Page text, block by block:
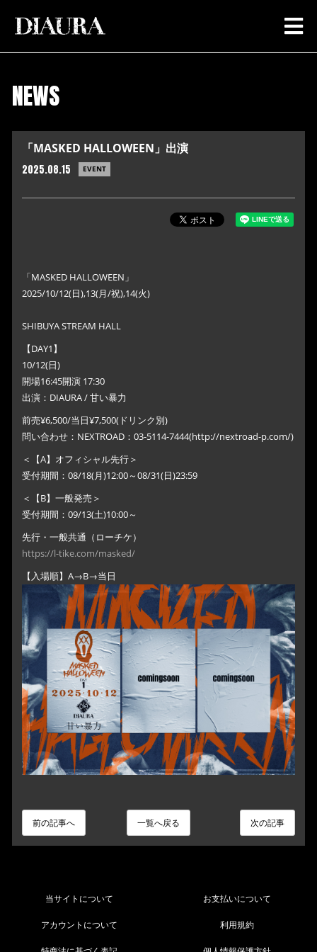
NEWS
「MASKED HALLOWEEN」出演
2025.08.15 EVENT
「MASKED HALLOWEEN」
2025/10/12(日),13(月/祝),14(火)
SHIBUYA STREAM HALL
【DAY1】
10/12(日)
開場16:45開演 17:30
出演：DIAURA / 甘い暴力
前売¥6,500/当日¥7,500(ドリンク別)
問い合わせ：NEXTROAD：03-5114-7444(http://nextroad-p.com/)
＜【A】オフィシャル先行＞
受付期間：08/18(月)12:00～08/31(日)23:59
＜【B】一般発売＞
受付期間：09/13(土)10:00～
先行・一般共通（ローチケ）
https://l-tike.com/masked/
【入場順】A→B→当日
次の記事
一覧へ戻る
前の記事へ
当サイトについて お支払いについて
アカウントについて 利用規約